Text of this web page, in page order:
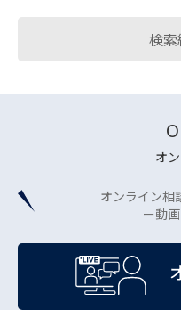
検
オ
オンライン相
ー動